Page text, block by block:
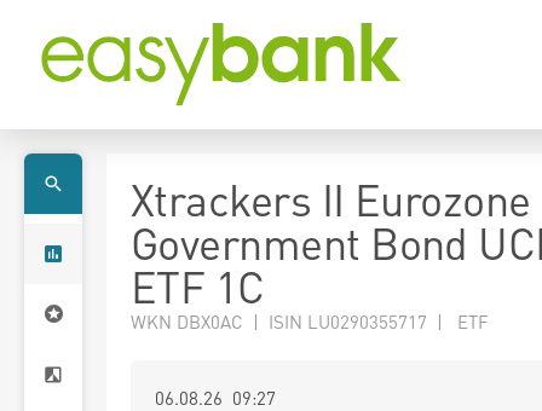
Xtrackers II Eurozone
Government Bond
ETF 1C
WKN DBX0AC | ISIN LU0290355717 | ETF
06.08.26 09:27